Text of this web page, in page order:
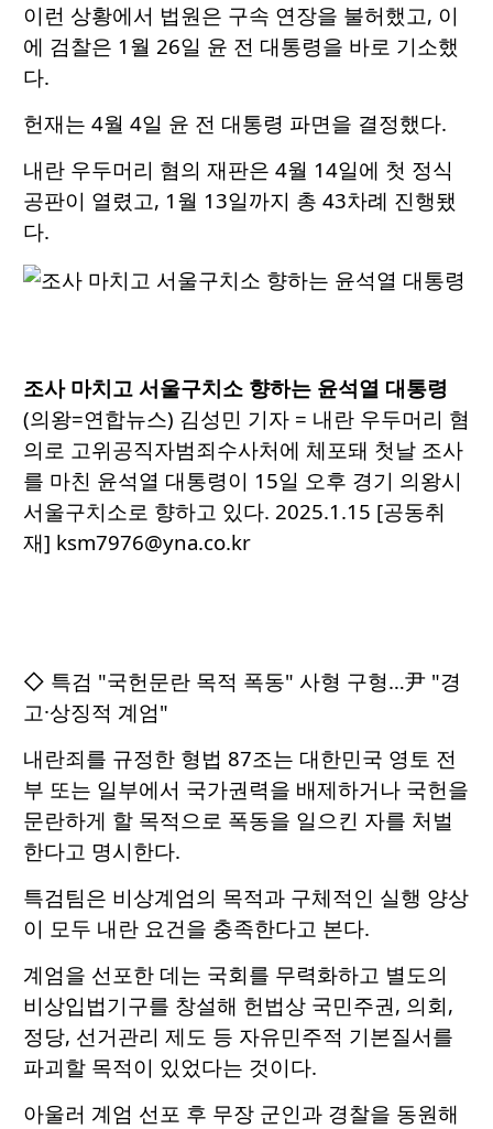
이런 상황에서 법원은 구속 연장을 불허했고, 이
에 검찰은 1월 26일 윤 전 대통령을 바로 기소했
다.
헌재는 4월 4일 윤 전 대통령 파면을 결정했다.
내란 우두머리 혐의 재판은 4월 14일에 첫 정식
공판이 열렸고, 1월 13일까지 총 43차례 진행됐
다.
조사 마치고 서울구치소 향하는 윤석열 대통령
(의왕=연합뉴스) 김성민 기자 = 내란 우두머리 혐
의로 고위공직자범죄수사처에 체포돼 첫날 조사
를 마친 윤석열 대통령이 15일 오후 경기 의왕시
서울구치소로 향하고 있다. 2025.1.15 [공동취
재] ksm7976@yna.co.kr
◇ 특검 "국헌문란 목적 폭동" 사형 구형…尹 "경
고·상징적 계엄"
내란죄를 규정한 형법 87조는 대한민국 영토 전
부 또는 일부에서 국가권력을 배제하거나 국헌을
문란하게 할 목적으로 폭동을 일으킨 자를 처벌
한다고 명시한다.
특검팀은 비상계엄의 목적과 구체적인 실행 양상
이 모두 내란 요건을 충족한다고 본다.
계엄을 선포한 데는 국회를 무력화하고 별도의
비상입법기구를 창설해 헌법상 국민주권, 의회,
정당, 선거관리 제도 등 자유민주적 기본질서를
파괴할 목적이 있었다는 것이다.
아울러 계엄 선포 후 무장 군인과 경찰을 동원해